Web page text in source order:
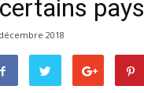
pays
2018